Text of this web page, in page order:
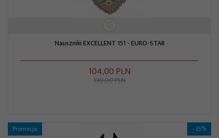
Nauszniki EXCELLENT 151 - EURO-STAR
104,00 PLN
130,00 PLN
Promocja - 25%